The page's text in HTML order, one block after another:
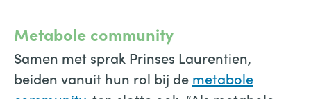
Metabole community
Samen met sprak Prinses Laurentien,
beiden vanuit hun rol bij de metabole